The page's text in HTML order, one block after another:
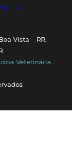
Vista – RR,
Veterinária